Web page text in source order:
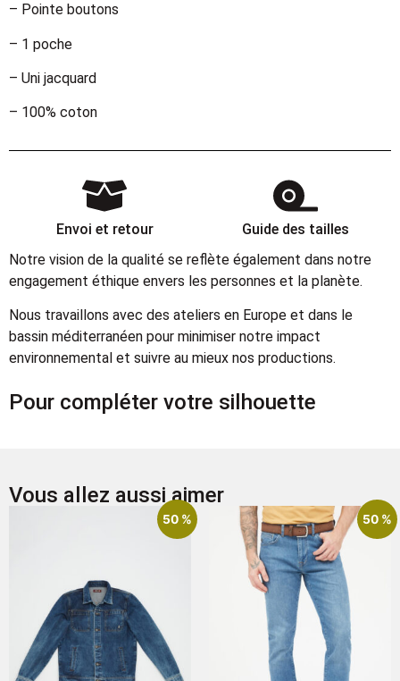
– Pointe boutons
– 1 poche
– Uni jacquard
– 100% coton
Envoi et retour
Guide des tailles
Notre vision de la qualité se reflète également dans notre
engagement éthique envers les personnes et la planète.
Nous travaillons avec des ateliers en Europe et dans le
bassin méditerranéen pour minimiser notre impact
environnemental et suivre au mieux nos productions.
Pour compléter votre silhouette
Vous allez aussi aimer
50 % 50 %